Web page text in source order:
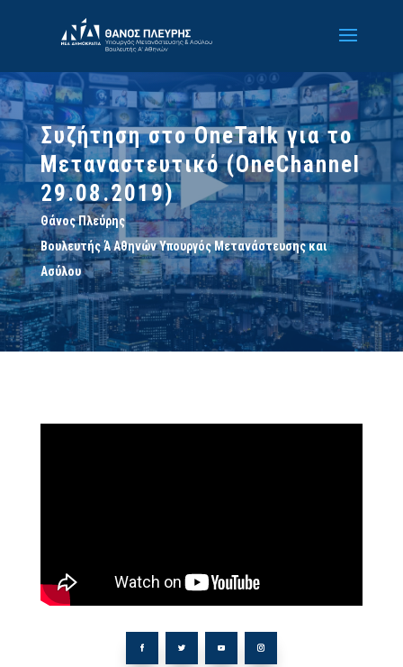
Συζήτηση στο OneTalk για το
Μεταναστευτικό (OneChannel
29.08.2019)
Θάνος Πλεύρης
Βουλευτής Ά Αθηνών Υπουργός Μετανάστευσης και
Ασύλου